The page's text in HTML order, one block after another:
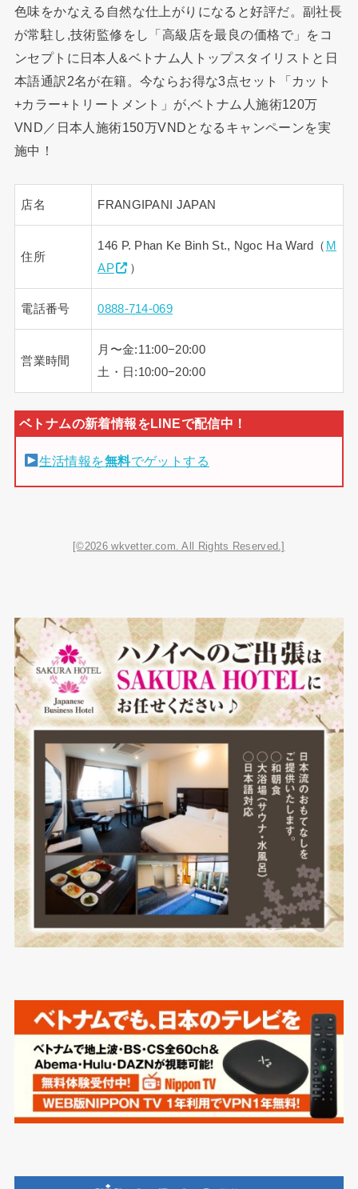
色味をかなえる自然な仕上がりになると好評だ。副社長
が常駐し,技術監修をし「高級店を最良の価格で」をコ
ンセプトに日本人&ベトナム人トップスタイリストと日
本語通訳2名が在籍。今ならお得な3点セット「カット
+カラー+トリートメント」が,ベトナム人施術120万
VND／日本人施術150万VNDとなるキャンペーンを実
施中！
店名 FRANGIPANI JAPAN
住所
146 P. Phan Ke Binh St., Ngoc Ha Ward（ M
AP
）
電話番号 0888-714-069
営業時間
月〜金:11:00−20:00
土・日:10:00−20:00
生活情報を無料でゲットする
[©2026 wkvetter.com. All Rights Reserved.]